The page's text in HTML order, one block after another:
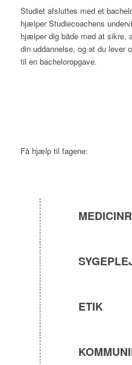
Studiet afsluttes med et
hjælper Studiecoachens
hjælper dig både med at sikre,
din uddannelse, og at du lever
til en bacheloropgave.
Få hjælp til fagene:
ETIK